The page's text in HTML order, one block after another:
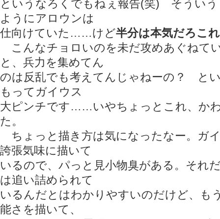
というなろくでもねぇ報告(笑) そうい
ようにアロウンは
仕向けていた……けど半分は本気だろこ
こんなチョロいのを未だ攻めあぐねて
と、兵力を集めてん
のは反乱でも考えてんじゃねーの？ と
もってガイウス
大ピンチです……いやちょっとこれ、か
た。
ちょっと描き方は気になったなー。ガ
誇張気味に描いて
いるので、パっと見小物臭がある。それ
は追い詰められて
いるんだとはわかりやすいのだけど、も
能さを描いて、